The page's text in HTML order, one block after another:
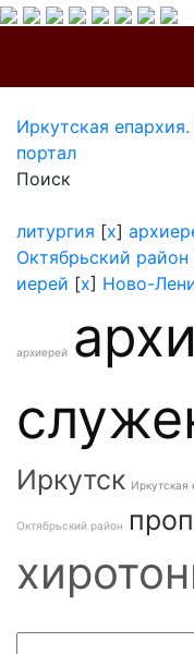
Иркутская
портал
Поиск
литургия [x]
Октябрьский район
иерей [x] Ново-
архиерей
Иркутск Иркутская
Октябрьский район